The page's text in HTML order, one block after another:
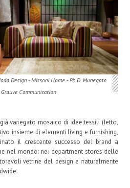
Design - Missoni Home - Ph D. Munegato
Communication
variegato mosaico di idee tessili (letto,
insieme di elementi living e furnishing,
il crescente successo del brand a
nel mondo: nei department stores delle
vetrine del design e naturalmente